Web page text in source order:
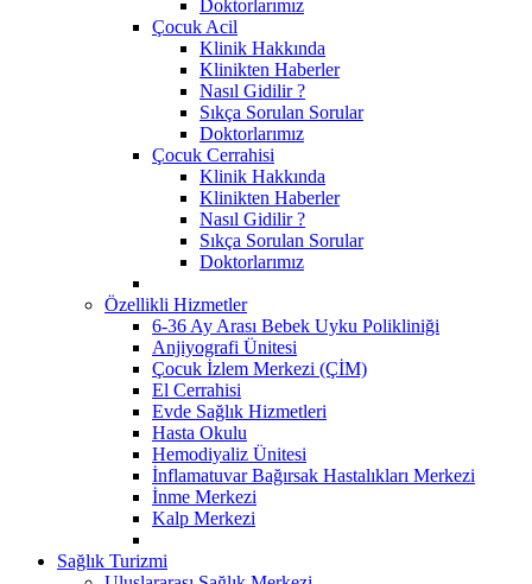
Doktorlarımız
Çocuk Acil
Klinik Hakkında
Klinikten Haberler
Nasıl Gidilir ?
Sıkça Sorulan Sorular
Doktorlarımız
Çocuk Cerrahisi
Klinik Hakkında
Klinikten Haberler
Nasıl Gidilir ?
Sıkça Sorulan Sorular
Doktorlarımız
Özellikli Hizmetler
6-36 Ay Arası Bebek Uyku Polikliniği
Anjiyografi Ünitesi
Çocuk İzlem Merkezi (ÇİM)
El Cerrahisi
Evde Sağlık Hizmetleri
Hasta Okulu
Hemodiyaliz Ünitesi
İnflamatuvar Bağırsak Hastalıkları Merkezi
İnme Merkezi
Kalp Merkezi
Sağlık Turizmi